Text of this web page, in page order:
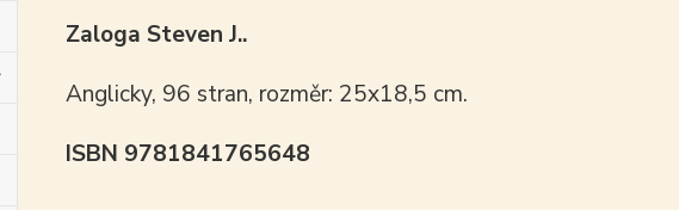
Zaloga Steven J..
Anglicky, 96 stran, rozměr: 25x18,5 cm.
ISBN 9781841765648